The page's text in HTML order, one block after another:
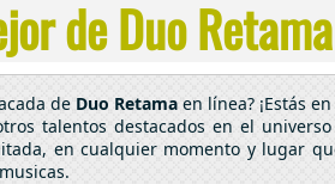
de Duo
de Duo Retama en línea? ¡Estás
talentos destacados en el
en cualquier momento y lugar